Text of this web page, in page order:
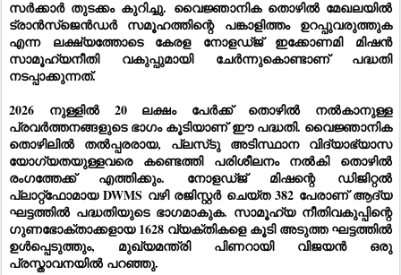
സർക്കാർ തുടക്കം കുറിച്ചു. വൈജ്ഞാനിക തൊഴിൽ മേഖലയിൽ
ട്രാൻസ്‌ജെൻഡർ സമൂഹത്തിന്റെ പങ്കാളിത്തം ഉറപ്പുവരുത്തുക
എന്ന ലക്ഷ്യത്തോടെ കേരള നോളഡ്ജ്‌ ഇക്കോണമി മിഷൻ
സാമൂഹ്യനീതി വകുപ്പുമായി ചേർന്നുകൊണ്ടാണ് പദ്ധതി
നടപ്പാക്കുന്നത്.
2026 നുള്ളിൽ 20 ലക്ഷം പേർക്ക് തൊഴിൽ നൽകാനുള്ള
പ്രവർത്തനങ്ങളുടെ ഭാഗം കൂടിയാണ് ഈ പദ്ധതി. വൈജ്ഞാനിക
തൊഴിലിൽ തൽപ്പരരായ, പ്ലസ്‌ടു അടിസ്ഥാന വിദ്യാഭ്യാസ
യോഗ്യതയുള്ളവരെ കണ്ടെത്തി പരിശീലനം നൽകി തൊഴിൽ
രംഗത്തേക്ക് എത്തിക്കും. നോളഡ്ജ്‌ മിഷന്റെ ഡിജിറ്റൽ
പ്ലാറ്റ്ഫോമായ DWMS വഴി രജിസ്റ്റർ ചെയ്ത 382 പേരാണ് ആദ്യ
ഘട്ടത്തിൽ പദ്ധതിയുടെ ഭാഗമാകുക. സാമൂഹ്യ നീതിവകുപ്പിന്റെ
ഗുണഭോക്താക്കളായ 1628 വ്യക്തികളെ കൂടി അടുത്ത ഘട്ടത്തിൽ
ഉൾപ്പെടുത്തും, മുഖ്യമന്ത്രി പിണറായി വിജയൻ ഒരു
പ്രസ്താവനയിൽ പറഞ്ഞു.